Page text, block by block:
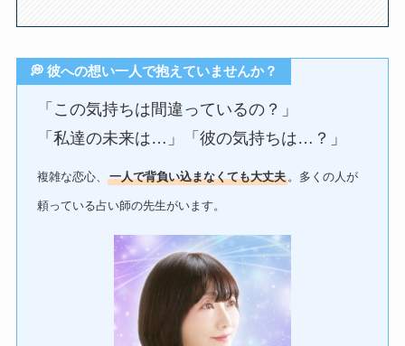
💭 彼への想い一人で抱えていませんか？
「この気持ちは間違っているの？」
「私達の未来は…」「彼の気持ちは…？」
複雑な恋心、一人で背負い込まなくても大丈夫。多くの人が
頼っている占い師の先生がいます。